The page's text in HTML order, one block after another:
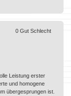
Leistung erster
und homogene
übergesprungen ist.
0 Gut Schlecht